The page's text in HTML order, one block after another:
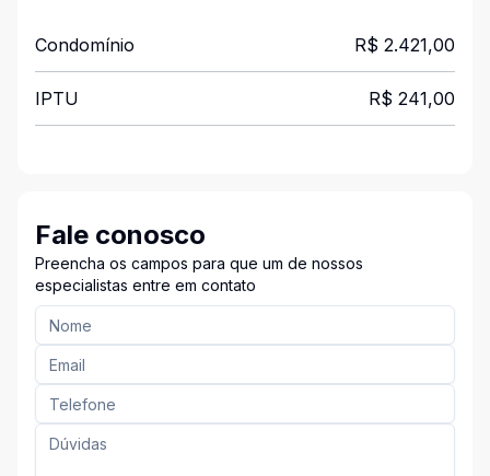
Condomínio R$ 2.421,00
IPTU R$ 241,00
Fale conosco
Preencha os campos para que um de nossos
especialistas entre em contato